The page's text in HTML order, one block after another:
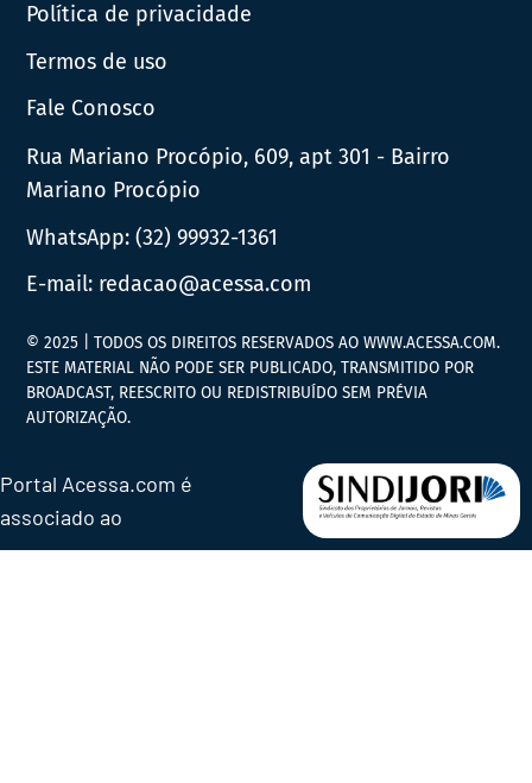
Política de privacidade
Termos de uso
Fale Conosco
Rua Mariano Procópio, 609, apt 301 - Bairro
Mariano Procópio
WhatsApp:(32) 99932-1361
E-mail: redacao@acessa.com
© 2025 | TODOS OS DIREITOS RESERVADOS AO WWW.ACESSA.COM.
ESTE MATERIAL NÃO PODE SER PUBLICADO, TRANSMITIDO POR
BROADCAST, REESCRITO OU REDISTRIBUÍDO SEM PRÉVIA
AUTORIZAÇÃO.
Portal Acessa.com é
associado ao